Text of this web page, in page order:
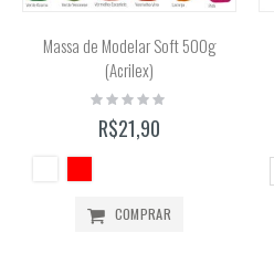
Massa de Modelar Soft 500g
(Acrilex)
Rating:
R$21,90
COMPRAR